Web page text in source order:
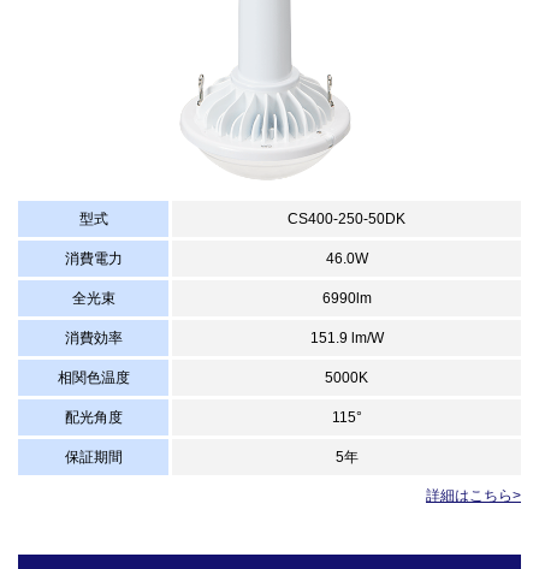
型式 CS400-250-50DK
消費電力 46.0W
全光束 6990lm
消費効率 151.9 lm/W
相関色温度 5000K
配光角度 115°
保証期間 5年
詳細はこちら>